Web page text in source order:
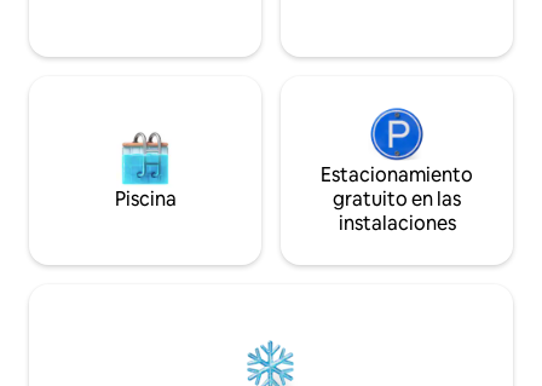
Piscina
Estacionamiento
gratuito en las
instalaciones